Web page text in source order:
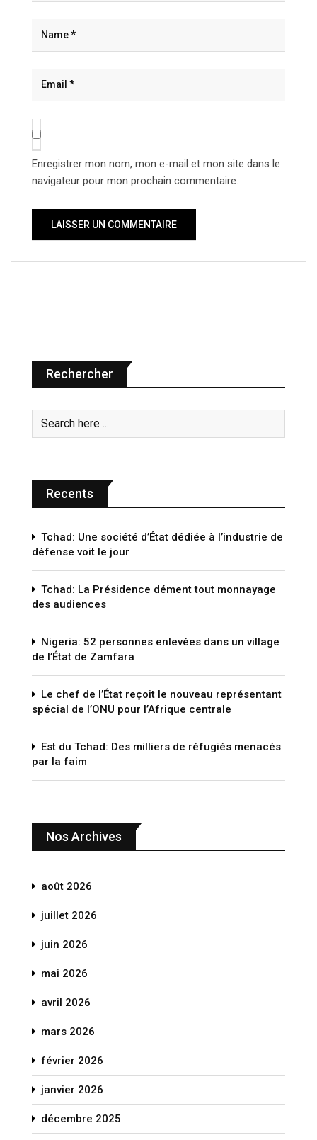
Enregistrer mon nom, mon e-mail et mon site dans le
navigateur pour mon prochain commentaire.
Rechercher
Recents
Tchad: Une société d’État dédiée à l’industrie de
défense voit le jour
Tchad: La Présidence dément tout monnayage
des audiences
Nigeria: 52 personnes enlevées dans un village
de l’État de Zamfara
Le chef de l’État reçoit le nouveau représentant
spécial de l’ONU pour l’Afrique centrale
Est du Tchad: Des milliers de réfugiés menacés
par la faim
Nos Archives
août 2026
juillet 2026
juin 2026
mai 2026
avril 2026
mars 2026
février 2026
janvier 2026
décembre 2025